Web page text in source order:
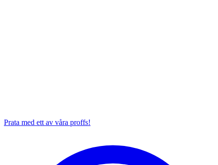
Prata med ett av våra proffs!